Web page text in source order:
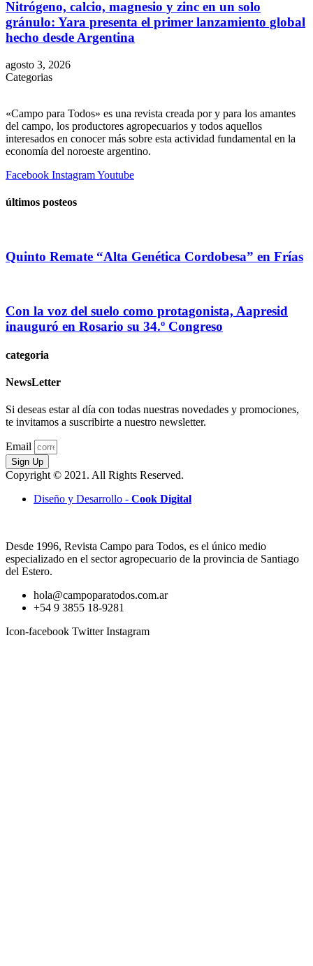
Nitrógeno, calcio, magnesio y zinc en un solo
gránulo: Yara presenta el primer lanzamiento global
hecho desde Argentina
agosto 3, 2026
Categorias
«Campo para Todos» es una revista creada por y para los amantes
del campo, los productores agropecuarios y todos aquellos
interesados en conocer más sobre esta actividad fundamental en la
economía del noroeste argentino.
Facebook InstagramYoutube
últimos posteos
Quinto Remate “Alta Genética Cordobesa” en Frías
Con la voz del suelo como protagonista, Aapresid
inauguró en Rosario su 34.º Congreso
categoria
NewsLetter
Si deseas estar al día con todas nuestras novedades y promociones,
te invitamos a suscribirte a nuestro newsletter.
Email
Sign Up
Copyright © 2021. All Rights Reserved.
Diseño y Desarrollo - Cook Digital
Desde 1996, Revista Campo para Todos, es el único medio
especializado en el sector agropecuario de la provincia de Santiago
del Estero.
hola@campoparatodos.com.ar
+54 9 3855 18-9281
Icon-facebook Twitter Instagram